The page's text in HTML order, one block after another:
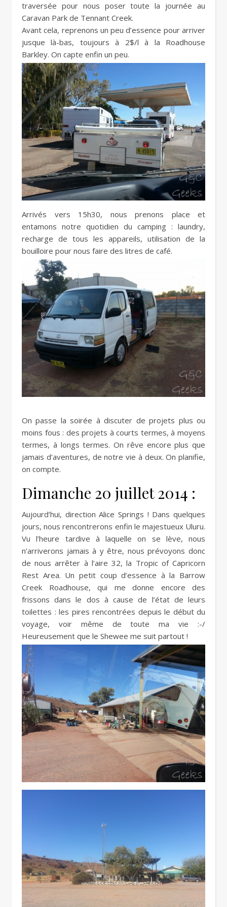
traversée pour nous poser toute la journée au
Caravan Park de Tennant Creek.
Avant cela, reprenons un peu d’essence pour arriver
jusque là-bas, toujours à 2$/l à la Roadhouse
Barkley. On capte enfin un peu.
Arrivés vers 15h30, nous prenons place et
entamons notre quotidien du camping : laundry,
recharge de tous les appareils, utilisation de la
bouilloire pour nous faire des litres de café.
On passe la soirée à discuter de projets plus ou
moins fous : des projets à courts termes, à moyens
termes, à longs termes. On rêve encore plus que
jamais d’aventures, de notre vie à deux. On planifie,
on compte.
Dimanche 20 juillet 2014 :
Aujourd’hui, direction Alice Springs ! Dans quelques
jours, nous rencontrerons enfin le majestueux Uluru.
Vu l’heure tardive à laquelle on se lève, nous
n’arriverons jamais à y être, nous prévoyons donc
de nous arrêter à l’aire 32, la Tropic of Capricorn
Rest Area. Un petit coup d’essence à la Barrow
Creek Roadhouse, qui me donne encore des
frissons dans le dos à cause de l’état de leurs
toilettes : les pires rencontrées depuis le début du
voyage, voir même de toute ma vie :-/
Heureusement que le Shewee me suit partout !